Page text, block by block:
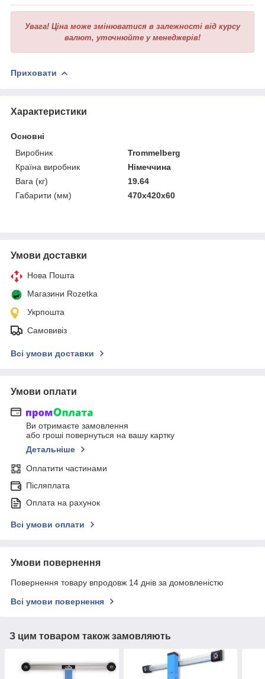
Увага! Ціна може змінюватися в залежності від курсу
валют, уточнюйте у менеджерів!
Приховати
Характеристики
Основні
Виробник
Trommelberg
Країна виробник
Німеччина
Вага (кг)
19.64
Габарити (мм)
470х420х60
Умови доставки
Нова Пошта
Магазини Rozetka
Укрпошта
Самовивіз
Всі умови доставки
Умови оплати
Ви отримаєте замовлення
або гроші повернуться на вашу картку
Детальніше
Оплатити частинами
Післяплата
Оплата на рахунок
Всі умови оплати
Умови повернення
Повернення товару впродовж 14 днів за домовленістю
Всі умови повернення
З цим товаром також замовляють